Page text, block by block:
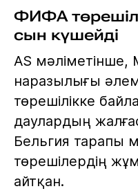
ФИФА
сын күшейді
AS
наразылығы
төрешілікке
даулардың
Бельгия тарапы
төрешілердің
айтқан.